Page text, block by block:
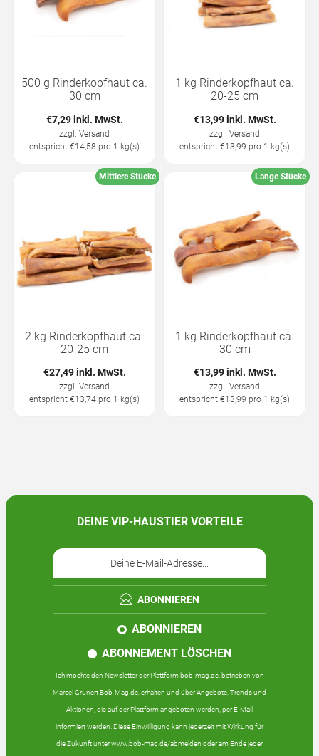
500 g Rinderkopfhaut ca.
30 cm
€7,29 inkl. MwSt.
zzgl. Versand
entspricht €14,58 pro 1 kg(s)
1 kg Rinderkopfhaut ca.
20-25 cm
€13,99 inkl. MwSt.
zzgl. Versand
entspricht €13,99 pro 1 kg(s)
Mittlere Stücke
2 kg Rinderkopfhaut ca.
20-25 cm
€27,49 inkl. MwSt.
zzgl. Versand
entspricht €13,74 pro 1 kg(s)
Lange Stücke
1 kg Rinderkopfhaut ca.
30 cm
€13,99 inkl. MwSt.
zzgl. Versand
entspricht €13,99 pro 1 kg(s)
DEINE VIP-HAUSTIER VORTEILE
ABONNIEREN
ABONNIEREN
ABONNEMENT LÖSCHEN
Ich möchte den Newsletter der Plattform bob-mag.de, betrieben von
Marcel Grunert Bob-Mag.de, erhalten und über Angebote, Trends und
Aktionen, die auf der Plattform angeboten werden, per E-Mail
informiert werden. Diese Einwilligung kann jederzeit mit Wirkung für
die Zukunft unter www.bob-mag.de/abmelden oder am Ende jeder